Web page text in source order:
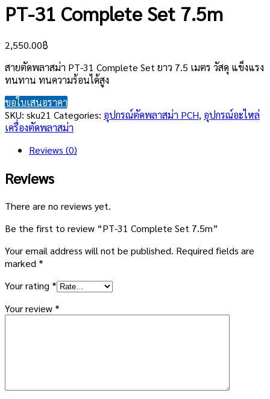
PT-31 Complete Set 7.5m
2,550.00฿
สายตัดพลาสม่า PT-31 Complete Set ยาว 7.5 เมตร วัสดุ แข็งแรง
ทนทาน ทนความร้อนได้สูง
ขอใบเสนอราคา
SKU: sku21 Categories: อุปกรณ์ตัดพลาสม่า PCH, อุปกรณ์อะไหล่
เครื่องตัดพลาสม่า
Reviews (0)
Reviews
There are no reviews yet.
Be the first to review “PT-31 Complete Set 7.5m”
Your email address will not be published. Required fields are
marked *
Your rating *
Your review *